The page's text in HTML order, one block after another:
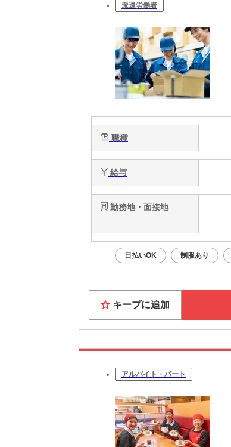
派遣労働者
職種
給与
勤務地・面接地
日払いOK 制服あり
キープに追加
アルバイト・パート